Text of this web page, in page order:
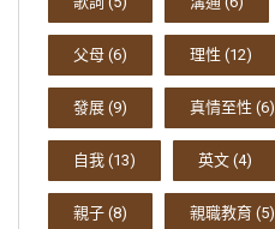
父母 (6) 理性 (12)
發展 (9) 真情至性 (6)
自我 (13) 英文 (4)
親子 (8) 親職教育 (5)